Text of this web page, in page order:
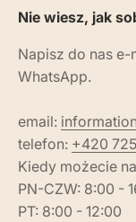
Nie wiesz, jak
Napisz do nas
WhatsApp.
email:
telefon: +420
Kiedy możecie
PN-CZW: 8:00 -
PT: 8:00 - 12:00